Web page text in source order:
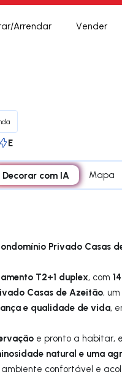
Arrendar Vender
E
Decorar com IA Mapa
Privado Casas
T2+1 duplex, com
Casas de Azeitão,
e qualidade de vida,
e pronto a habitar,
natural e uma
ambiente confortável e